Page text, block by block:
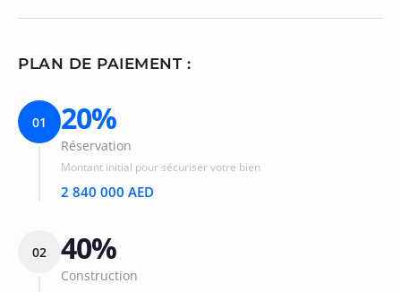
PLAN DE PAIEMENT :
01 20%
Réservation
Montant initial pour sécuriser votre bien
2 840 000 AED
02 40%
Construction